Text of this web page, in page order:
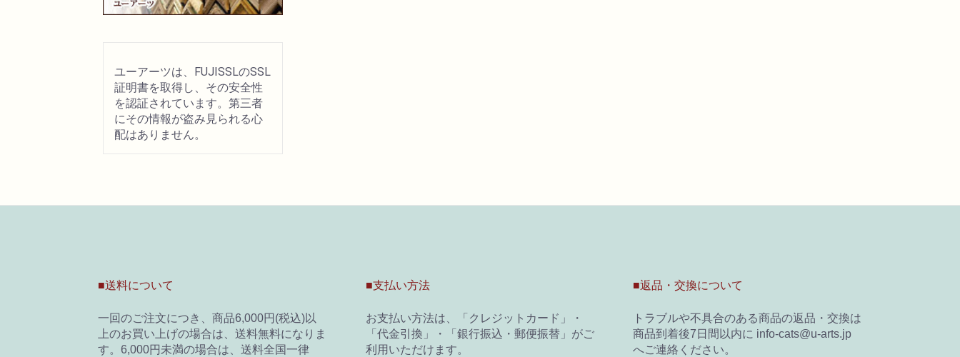
ユーアーツは、FUJISSLのSSL
証明書を取得し、その安全性
を認証されています。第三者
にその情報が盗み見られる心
配はありません。
■送料について
一回のご注文につき、商品6,000円(税込)以
上のお買い上げの場合は、送料無料になりま
す。6,000円未満の場合は、送料全国一律
■支払い方法
お支払い方法は、「クレジットカード」・
「代金引換」・「銀行振込・郵便振替」がご
利用いただけます。
■返品・交換について
トラブルや不具合のある商品の返品・交換は
商品到着後7日間以内に info-cats@u-arts.jp
へご連絡ください。